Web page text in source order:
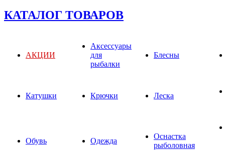
КАТАЛОГ ТОВАРОВ
АКЦИИ
Аксессуары
для
рыбалки
Блесны
Катушки Крючки Леска
Обувь Одежда
Оснастка
рыболовная